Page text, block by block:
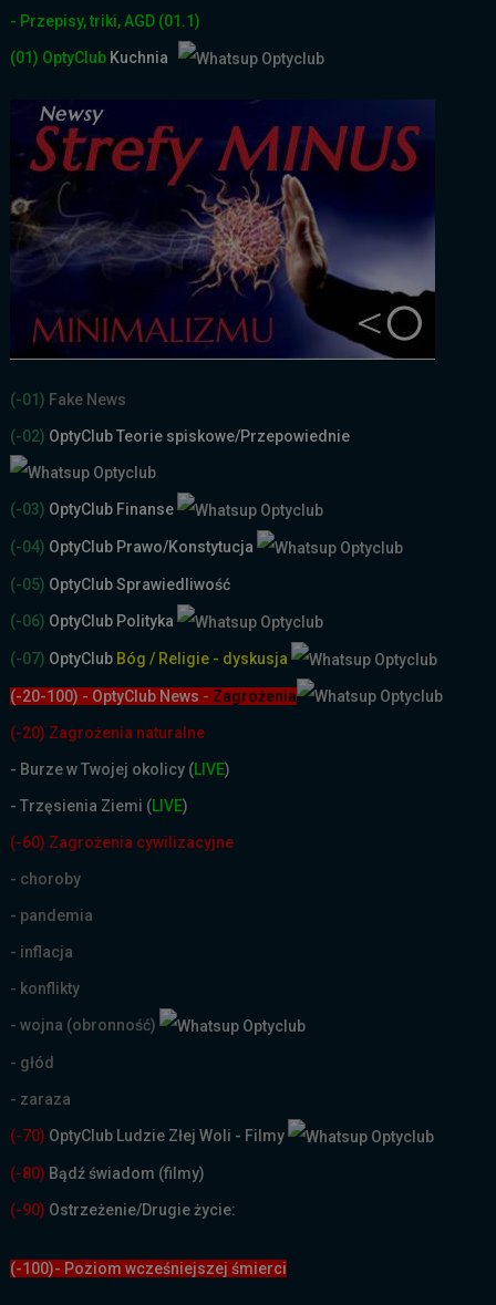
- Przepisy, triki, AGD (01.1)
(01) OptyClub Kuchnia
(-01) Fake News
(-02) OptyClub Teorie spiskowe/Przepowiednie
(-03) OptyClub Finanse
(-04) OptyClub Prawo/Konstytucja
(-05) OptyClub Sprawiedliwość
(-06) OptyClub Polityka
(-07) OptyClub Bóg / Religie - dyskusja
(-20-100) - OptyClub News - Zagrożenia
(-20) Zagrożenia naturalne
- Burze w Twojej okolicy (LIVE)
- Trzęsienia Ziemi (LIVE)
(-60) Zagrożenia cywilizacyjne
- choroby
- pandemia
- inflacja
- konflikty
- wojna (obronność)
- głód
- zaraza
(-70) OptyClub Ludzie Złej Woli - Filmy
(-80) Bądź świadom (filmy)
(-90) Ostrzeżenie/Drugie życie:
(-100)- Poziom wcześniejszej śmierci